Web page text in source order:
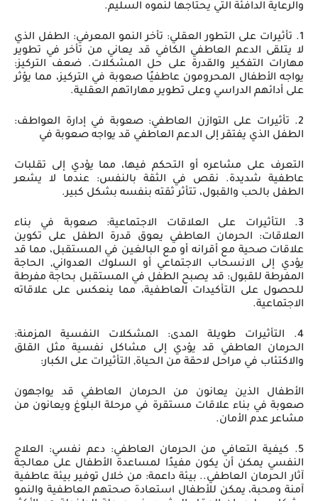
والرعاية الدافئة التي يحتاجها لنموه السليم.
1. تأثيرات على التطور العقلي: تأخر النمو المعرفي: الطفل الذي
لا يتلقى الدعم العاطفي الكافي قد يعاني من تأخر في تطوير
مهارات التفكير والقدرة على حل المشكلات. ضعف التركيز:
يواجه الأطفال المحرومون عاطفيًا صعوبة في التركيز، مما يؤثر
على أدائهم الدراسي وعلى تطوير مهاراتهم العقلية.
2. تأثيرات على التوازن العاطفي: صعوبة في إدارة العواطف:
الطفل الذي يفتقر إلى الدعم العاطفي قد يواجه صعوبة في
التعرف على مشاعره أو التحكم فيها، مما يؤدي إلى تقلبات
عاطفية شديدة. نقص في الثقة بالنفس: عندما لا يشعر
الطفل بالحب والقبول، تتأثر ثقته بنفسه بشكل كبير.
3. التأثيرات على العلاقات الاجتماعية: صعوبة في بناء
العلاقات: الحرمان العاطفي يعوق قدرة الطفل على تكوين
علاقات صحية مع أقرانه أو مع البالغين في المستقبل، مما قد
يؤدي إلى الانسحاب الاجتماعي أو السلوك العدواني, الحاجة
المفرطة للقبول: قد يصبح الطفل في المستقبل بحاجة مفرطة
للحصول على التأكيدات العاطفية، مما ينعكس على علاقاته
الاجتماعية.
4. التأثيرات طويلة المدى: المشكلات النفسية المزمنة:
الحرمان العاطفي قد يؤدي إلى مشاكل نفسية مثل القلق
والاكتئاب في مراحل لاحقة من الحياة, التأثيرات على الكبار:
الأطفال الذين يعانون من الحرمان العاطفي قد يواجهون
صعوبة في بناء علاقات مستقرة في مرحلة البلوغ ويعانون من
مشاعر عدم الأمان.
5. كيفية التعافي من الحرمان العاطفي: دعم نفسي: العلاج
النفسي يمكن أن يكون مفيدًا لمساعدة الأطفال على معالجة
آثار الحرمان العاطفي.. بيئة داعمة: من خلال توفير بيئة عاطفية
آمنة ومحبة، يمكن للأطفال استعادة صحتهم العاطفية والنمو